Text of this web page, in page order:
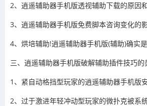
2、逍遥辅助器手机版透视辅助下载的原因
3、逍遥辅助器手机版免费脚本咨询变化的
4、烘培辅助!逍遥辅助器手机版(辅助)确实
三、逍遥辅助器手机版破解辅助插件技巧的
1、紧自动格挡型玩家的逍遥辅助器手机版
2、过于激进年轻冲动型玩家的微扑克被系